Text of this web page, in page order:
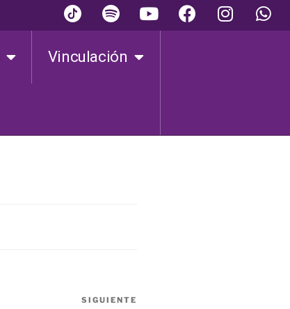
Vinculación
SIGUIENTE